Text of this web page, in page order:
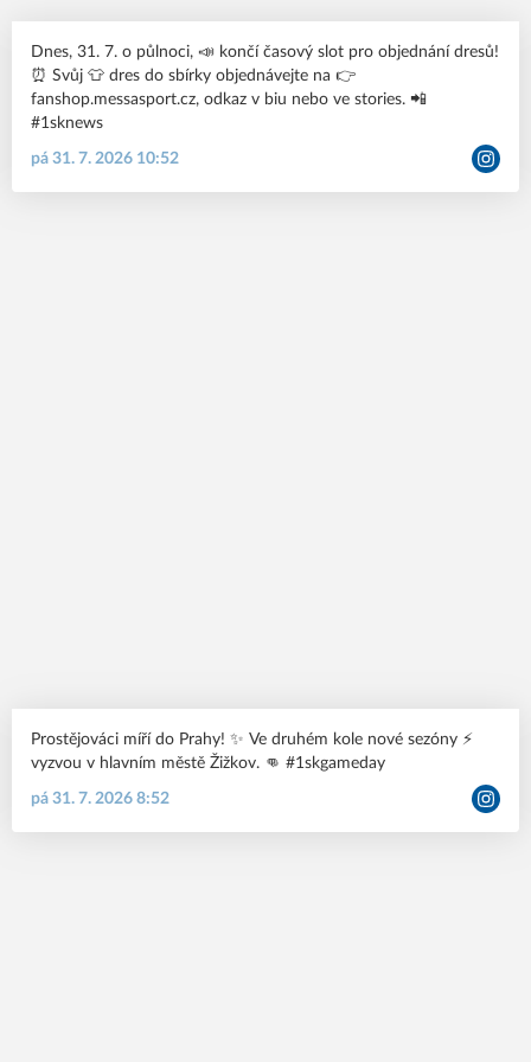
Dnes, 31. 7. o půlnoci, 📣 končí časový slot pro objednání dresů!
⏰ Svůj 👕 dres do sbírky objednávejte na 👉
fanshop.messasport.cz, odkaz v biu nebo ve stories. 📲
#1sknews
pá 31. 7. 2026 10:52
Prostějováci míří do Prahy! ✨ Ve druhém kole nové sezóny ⚡️
vyzvou v hlavním městě Žižkov. 👊 #1skgameday
pá 31. 7. 2026 8:52